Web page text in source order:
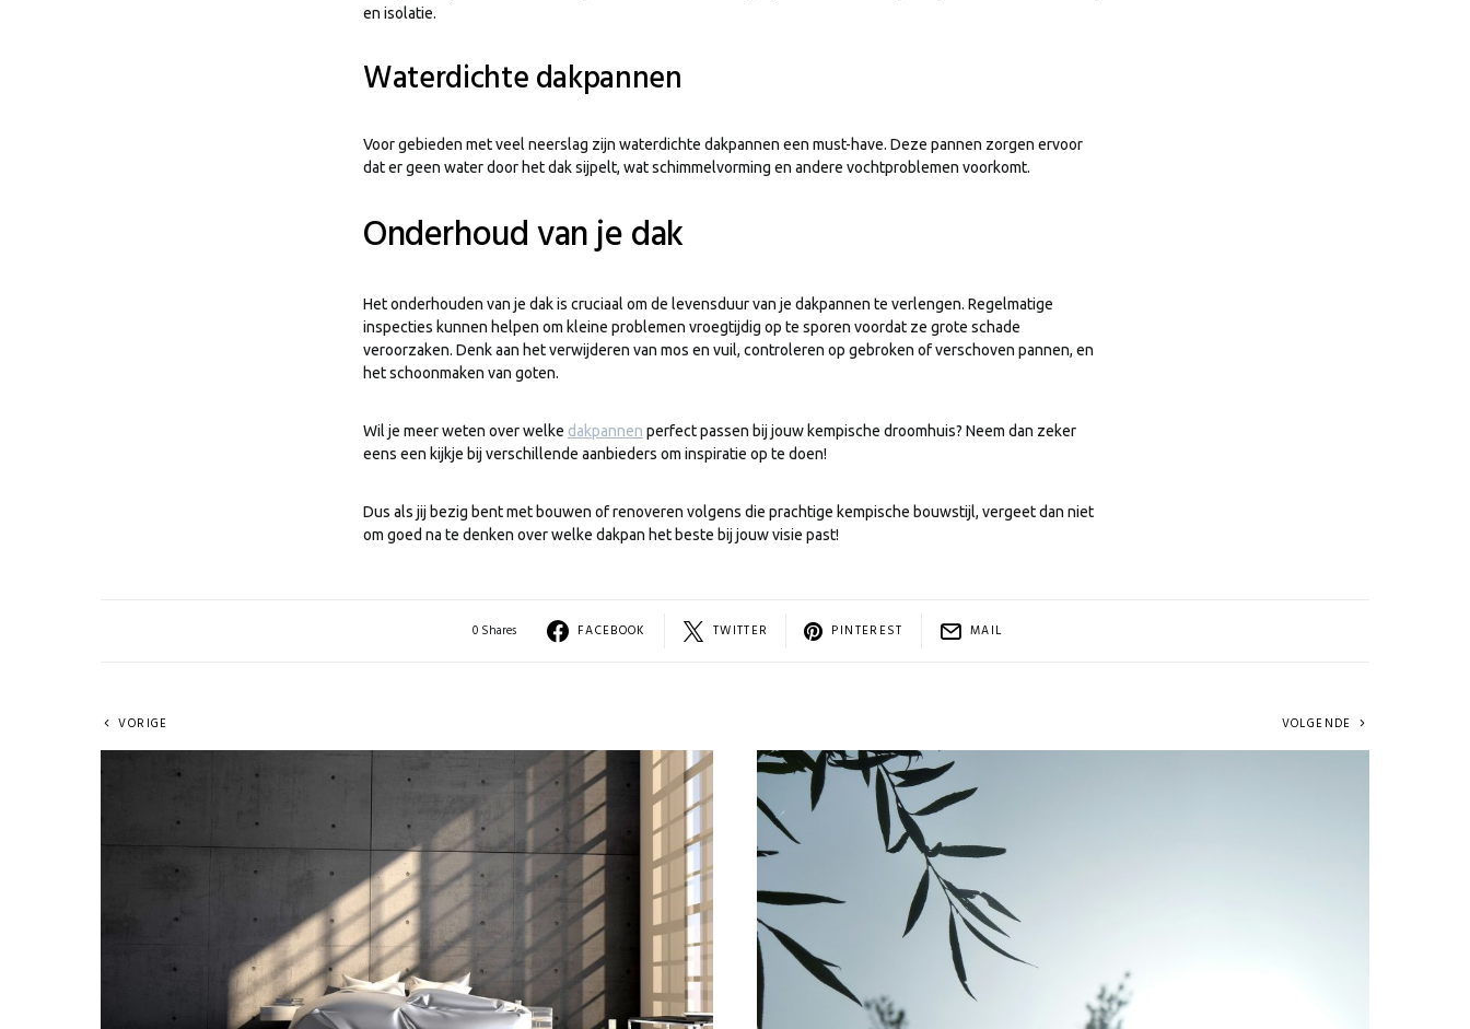
en isolatie.
Waterdichte dakpannen
Voor gebieden met veel neerslag zijn waterdichte dakpannen een must-have. Deze pannen zorgen ervoor
dat er geen water door het dak sijpelt, wat schimmelvorming en andere vochtproblemen voorkomt.
Onderhoud van je dak
Het onderhouden van je dak is cruciaal om de levensduur van je dakpannen te verlengen. Regelmatige
inspecties kunnen helpen om kleine problemen vroegtijdig op te sporen voordat ze grote schade
veroorzaken. Denk aan het verwijderen van mos en vuil, controleren op gebroken of verschoven pannen, en
het schoonmaken van goten.
Wil je meer weten over welke dakpannen perfect passen bij jouw kempische droomhuis? Neem dan zeker
eens een kijkje bij verschillende aanbieders om inspiratie op te doen!
Dus als jij bezig bent met bouwen of renoveren volgens die prachtige kempische bouwstijl, vergeet dan niet
om goed na te denken over welke dakpan het beste bij jouw visie past!
0 Shares FACEBOOK TWITTER PINTEREST MAIL
VORIGE VOLGENDE